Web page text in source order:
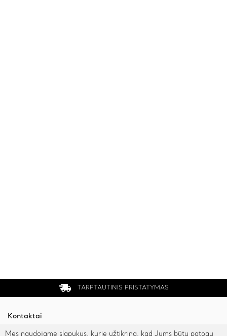
TARPTAUTINIS PRISTATYMAS
Kontaktai
Mes naudojame slapukus, kurie užtikrina, kad Jums būtų patogu